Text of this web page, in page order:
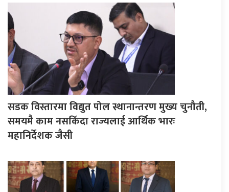
सडक विस्तारमा विद्युत पोल स्थानान्तरण मुख्य चुनौती,
समयमै काम नसकिँदा राज्यलाई आर्थिक भारः
महानिर्देशक जैसी